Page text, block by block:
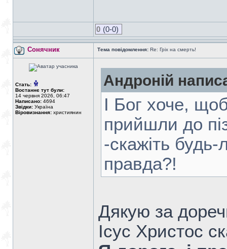
0 (0-0)
Сонячник Тема повідомлення: Re: Гріх на смерть!
Стать:
Востаннє тут були:
14 червня 2026, 06:47
Написано: 4694
Звідки: Україна
Віровизнання: християнин
Андроній
І Бог хоче,
прийшли до
-скажіть
правда?!
Дякую за
Ісус Христос